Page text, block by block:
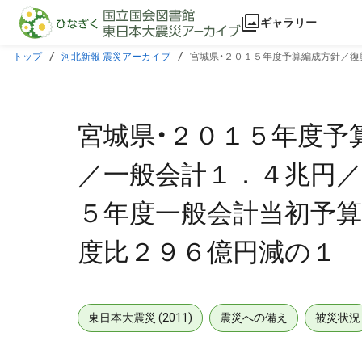
本文に飛ぶ
ギャラリー
トップ 河北新報 震災アーカイブ
宮城県・２０１５年度予算編成方針／
宮城県・２０１５年度
／一般会計１．４兆円
５年度一般会計当初予
度比２９６億円減の１
東日本大震災 (2011) 震災への備え 被災状況